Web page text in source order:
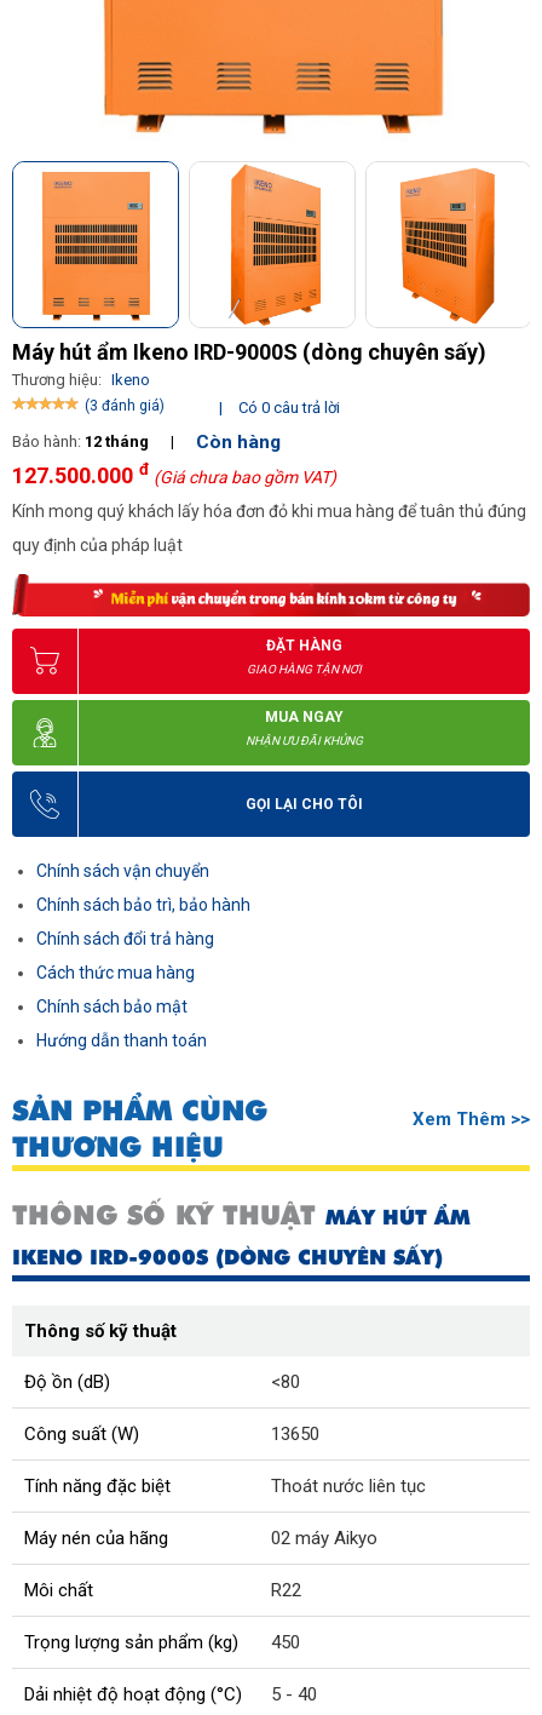
Máy hút ẩm Ikeno IRD-9000S (dòng chuyên sấy)
Thương hiệu: Ikeno
(3 đánh giá) |
Có 0 câu trả lời
Bảo hành: 12 tháng | Còn hàng
127.500.000 đ (Giá chưa bao gồm VAT)
Kính mong quý khách lấy hóa đơn đỏ khi mua hàng để tuân thủ đúng
quy định của pháp luật
ĐẶT HÀNG
GIAO HÀNG TẬN NƠI
MUA NGAY
NHẬN ƯU ĐÃI KHỦNG
GỌI LẠI CHO TÔI
Chính sách vận chuyển
Chính sách bảo trì, bảo hành
Chính sách đổi trả hàng
Cách thức mua hàng
Chính sách bảo mật
Hướng dẫn thanh toán
SẢN PHẨM CÙNG
THƯƠNG HIỆU
Xem Thêm >>
THÔNG SỐ KỸ THUẬT MÁY HÚT ẨM
IKENO IRD-9000S (DÒNG CHUYÊN SẤY)
Thông số kỹ thuật
Độ ồn (dB) <80
Công suất (W) 13650
Tính năng đặc biệt Thoát nước liên tục
Máy nén của hãng 02 máy Aikyo
Môi chất R22
Trọng lượng sản phẩm (kg) 450
Dải nhiệt độ hoạt động (°C) 5 - 40